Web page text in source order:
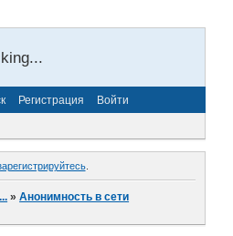
Регистрация Войти
.
»Анонимность в сети